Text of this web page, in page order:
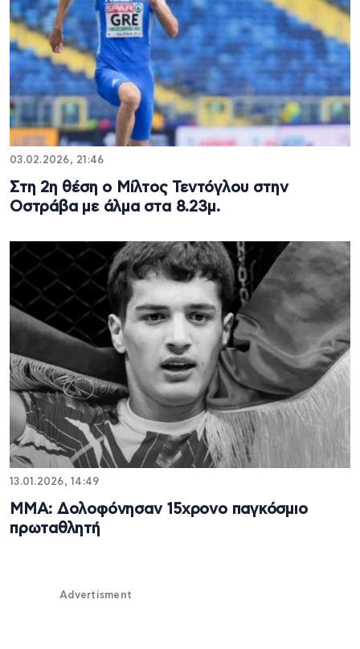
03.02.2026, 21:46
Στη 2η θέση ο Μίλτος Τεντόγλου στην
Οστράβα με άλμα στα 8.23μ.
13.01.2026, 14:49
MMA: Δολοφόνησαν 15χρονο παγκόσμιο
πρωταθλητή
Advertisment